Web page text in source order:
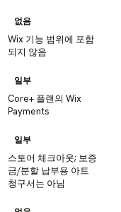
없음
Wix 기능 범위에 포함
되지 않음
일부
Core+ 플랜의 Wix
Payments
일부
스토어 체크아웃; 보증
금/분할 납부용 아트
청구서는 아님